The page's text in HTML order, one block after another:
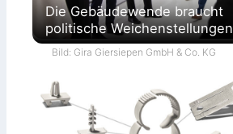
Die Gebäudewende braucht
politische Weichenstellungen
Bild: Gira Giersiepen GmbH & Co. KG